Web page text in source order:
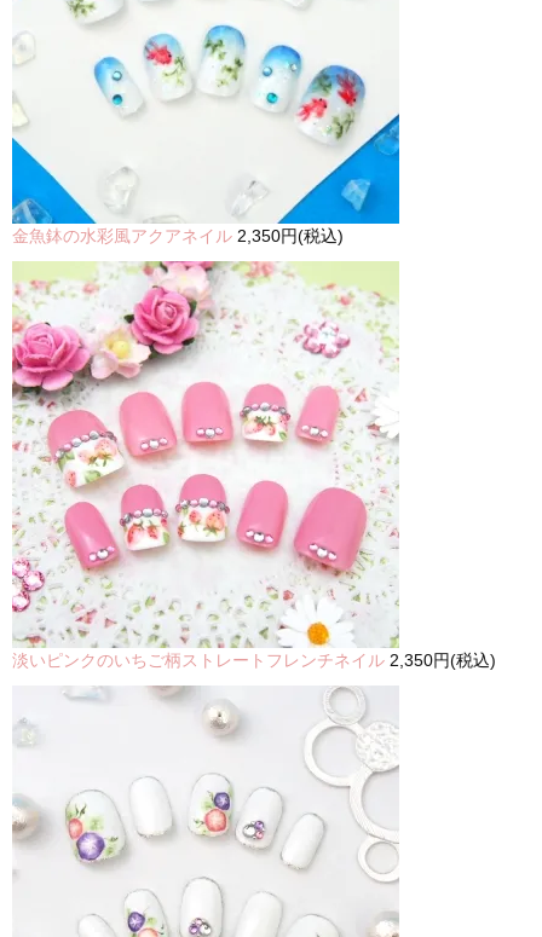
金魚鉢の水彩風アクアネイル 2,350円(税込)
淡いピンクのいちご柄ストレートフレンチネイル 2,350円(税込)